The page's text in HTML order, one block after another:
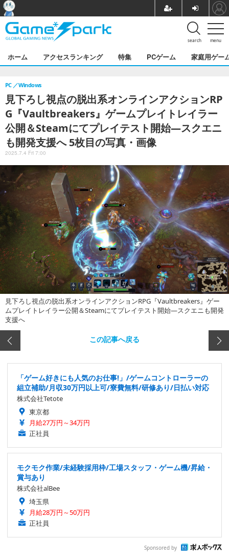
menu
search
ホーム アクセスランキング 特集 PCゲーム 家庭用ゲー
見下ろし視点の脱出系オンラインアクションRP
G『Vaultbreakers』ゲームプレイトレイラー
公開＆Steamにてプレイテスト開始―スクエニ
も開発支援へ 5枚目の写真・画像
PC Windows
2025.7.4 Fri 7:00
見下ろし視点の脱出系オンラインアクションRPG『Vaultbreakers』ゲー
ムプレイトレイラー公開＆Steamにてプレイテスト開始―スクエニも開発
支援へ
この記事へ戻る
「ゲーム好きにも人気のお仕事!」/ゲームコントローラーの
組立補助/月収30万円以上可/寮費無料/研修あり/日払い対応
株式会社Tetote
東京都
月給27万円～34万円
正社員
モクモク作業/未経験採用枠/工場スタッフ・ゲーム機/昇給・
賞与あり
株式会社alBee
埼玉県
月給28万円～50万円
正社員
Sponsored by